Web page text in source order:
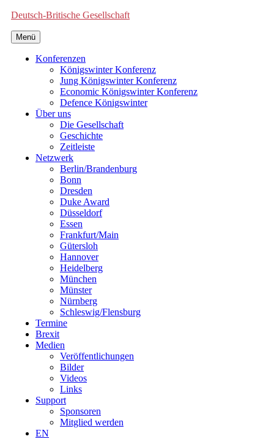
Deutsch-Britische Gesellschaft
Menü
Konferenzen
Königswinter Konferenz
Jung Königswinter Konferenz
Economic Königswinter Konferenz
Defence Königswinter
Über uns
Die Gesellschaft
Geschichte
Zeitleiste
Netzwerk
Berlin/Brandenburg
Bonn
Dresden
Duke Award
Düsseldorf
Essen
Frankfurt/Main
Gütersloh
Hannover
Heidelberg
München
Münster
Nürnberg
Schleswig/Flensburg
Termine
Brexit
Medien
Veröffentlichungen
Bilder
Videos
Links
Support
Sponsoren
Mitglied werden
EN